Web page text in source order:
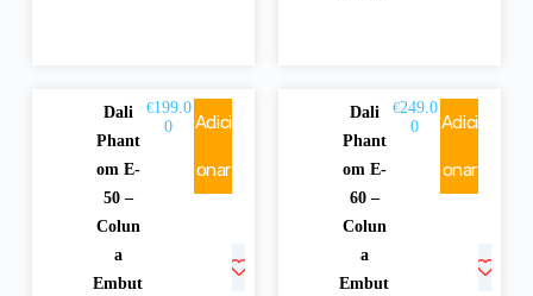
Dali
Phant
om E-
50 –
Colun
a
Embut
€199.0
0
Adici
onar
Dali
Phant
om E-
60 –
Colun
a
Embut
€249.0
0
Adici
onar